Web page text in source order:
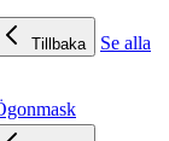
Tillbaka
Se alla